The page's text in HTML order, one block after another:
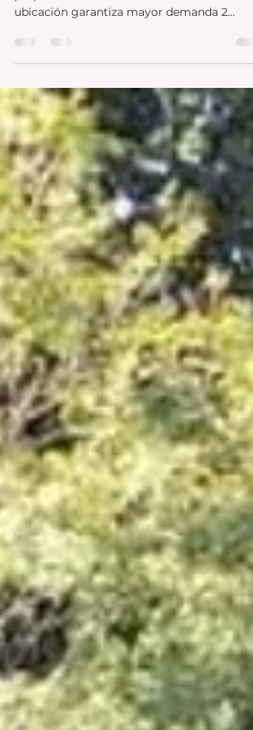
5 factores que determinan el valor de una
ubicación garantiza mayor demanda 2
METROS distribución y funcionalidad de los
propiedades más nuevas o mejor
conservadas suelen requerir menos
mantenimiento